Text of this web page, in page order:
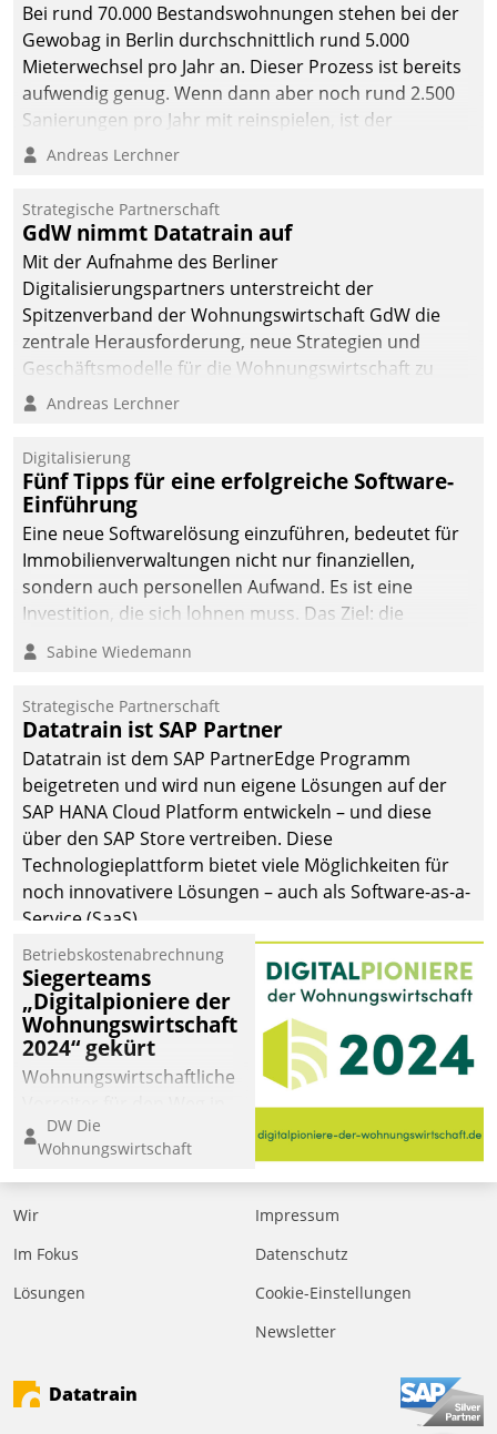
Bei rund 70.000 Bestandswohnungen stehen bei der
Gewobag in Berlin durchschnittlich rund 5.000
Mieterwechsel pro Jahr an. Dieser Prozess ist bereits
aufwendig genug. Wenn dann aber noch rund 2.500
Sanierungen pro Jahr mit reinspielen, ist der
Betreuungs- und Organisationsaufwand immens. Im
kommunale Wohnungsbauunternehmen daher
gemeinsam mit der Berliner Datatrain GmbH den
Teilprozess der Objektsanierung digitalisiert.
Andreas Lerchner
Strategische Partnerschaft
GdW nimmt Datatrain auf
Mit der Aufnahme des Berliner
Digitalisierungspartners unterstreicht der
Spitzenverband der Wohnungswirtschaft GdW die
zentrale Herausforderung, neue Strategien und
Geschäftsmodelle für die Wohnungswirtschaft zu
entwickeln.
Andreas Lerchner
Digitalisierung
Fünf Tipps für eine erfolgreiche Software-
Einführung
Eine neue Softwarelösung einzuführen, bedeutet für
Immobilienverwaltungen nicht nur finanziellen,
sondern auch personellen Aufwand. Es ist eine
Investition, die sich lohnen muss. Das Ziel: die
nachhaltige Optimierung der Geschäftsabläufe. Damit
dieses Ziel erreicht wird, sollten einige Grundregeln
Sabine Wiedemann
Strategische Partnerschaft
Datatrain ist SAP Partner
Datatrain ist dem SAP PartnerEdge Programm
beigetreten und wird nun eigene Lösungen auf der
SAP HANA Cloud Platform entwickeln – und diese
über den SAP Store vertreiben. Diese
Technologieplattform bietet viele Möglichkeiten für
noch innovativere Lösungen – auch als Software-as-a-
Service (SaaS).
Betriebskostenabrechnung
Siegerteams
„Digitalpioniere der
Wohnungswirtschaft
2024“ gekürt
Wohnungswirtschaftliche
eine digitale Zukunft zu
finden, ist das Ziel des
Awards „Digitalpioniere
der
Bewerben können sich
dafür ein Team
DW Die
Wohnungswirtschaft
Wir
Im Fokus
Lösungen
Impressum
Datenschutz
Cookie-Einstellungen
Newsletter
Datatrain